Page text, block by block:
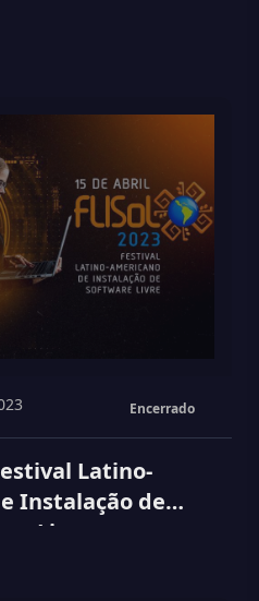
Encerrado
Latino-
Instalação de
Livre.